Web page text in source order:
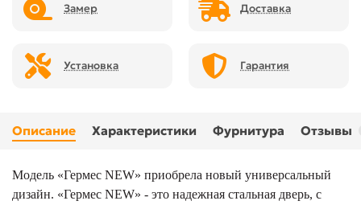
Замер Доставка
Установка Гарантия
Описание Характеристики Фурнитура Отзывы
Модель «Гермес NEW» приобрела новый универсальный
дизайн. «Гермес NEW» - это надежная стальная дверь, с